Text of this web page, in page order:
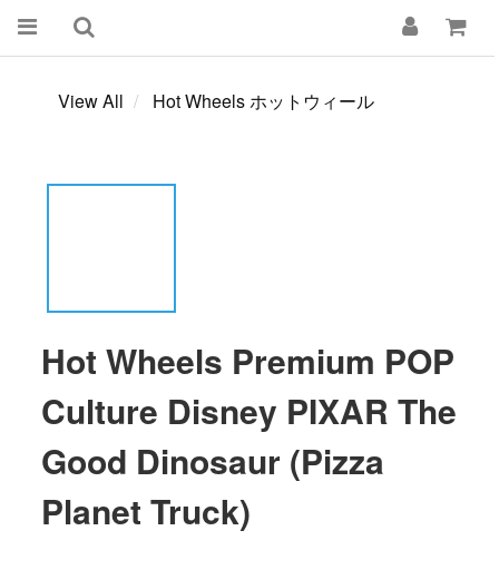
View All Hot Wheels ホットウィール
Hot Wheels Premium POP
Culture Disney PIXAR The
Good Dinosaur (Pizza
Planet Truck)